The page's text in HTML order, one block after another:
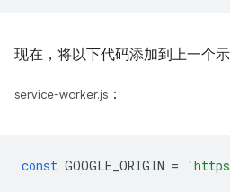
现在，将以下代码添加到上一个示
service-worker.js ：
const GOOGLE_ORIGIN =